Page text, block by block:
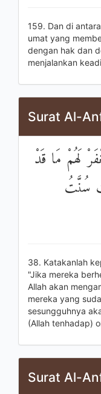
159. Dan di
umat yang
dengan hak dan
menjalankan
Surat Al-
لَهُمْ مَا قَدْ
سُنَّتُ
38. Katakanlah
"Jika mereka
Allah akan
mereka yang
sesungguhnya
(Allah tenhadap)
Surat Al-